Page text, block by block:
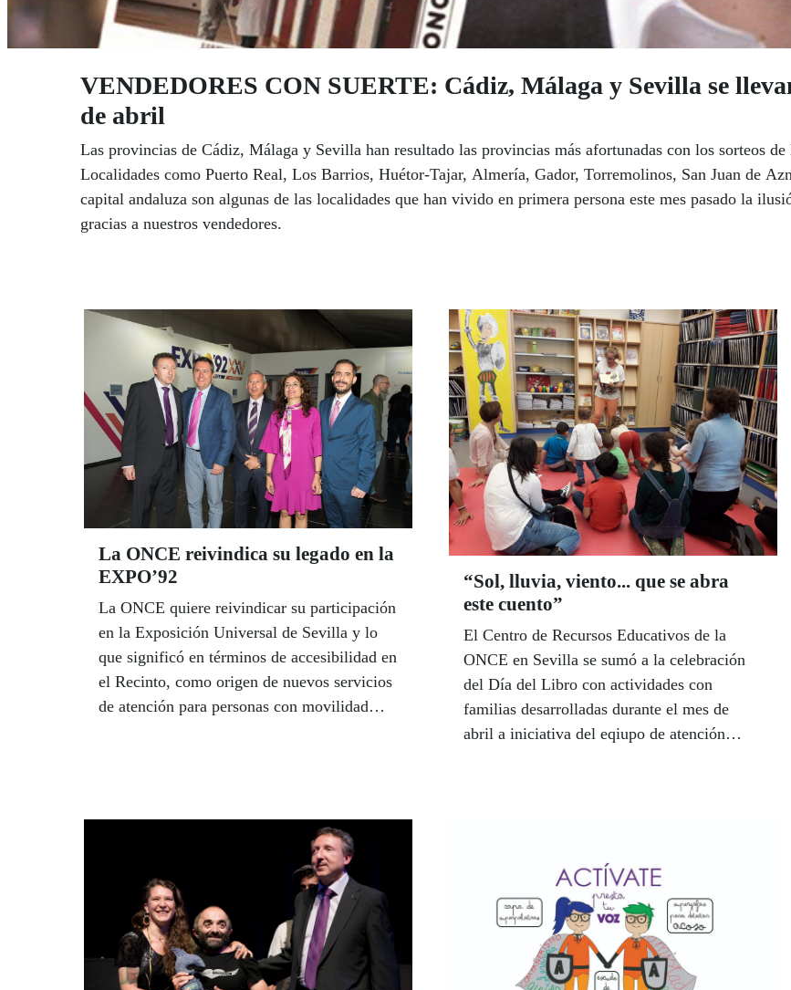
VENDEDORES CON SUERTE: Cádiz, Málaga y Sevilla se
de abril
Las provincias de Cádiz, Málaga y Sevilla han resultado las provincias más afortunadas con los sorteos
Localidades como Puerto Real, Los Barrios, Huétor-Tajar, Almería, Gador, Torremolinos, San Juan de
capital andaluza son algunas de las localidades que han vivido en primera persona este mes pasado la
gracias a nuestros vendedores.
La ONCE reivindica su legado en la
EXPO’92
La ONCE quiere reivindicar su participación
en la Exposición Universal de Sevilla y lo
que significó en términos de accesibilidad en
el Recinto, como origen de nuevos servicios
de atención para personas con movilidad
“Sol, lluvia, viento... que se abra
este cuento”
El Centro de Recursos Educativos de la
ONCE en Sevilla se sumó a la celebración
del Día del Libro con actividades con
familias desarrolladas durante el mes de
abril a iniciativa del eqiupo de atención